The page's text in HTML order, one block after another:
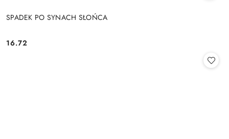
SPADEK PO SYNACH SŁOŃCA
Cena:
16.72